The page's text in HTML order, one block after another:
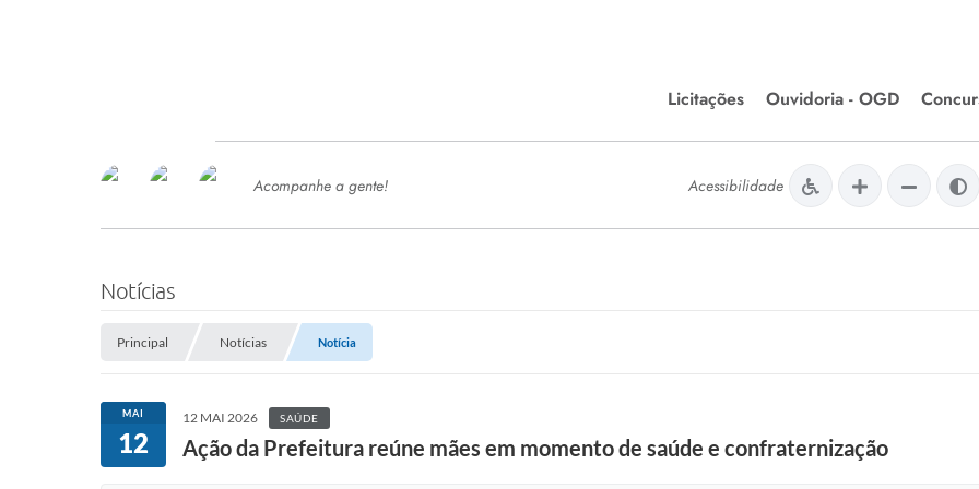
Licitações
Editais de Licitações
Chamamentos Públicos
Ouvidoria - OGD
SERVIÇOS
SEMED
Processo de Contratação -
Concursos e Processos Seletivos
Esporte
Meio Ambiente
Diário Oficial
Acompanhe a gente! Acessibilidade
Notícias
Principal Notícias Notícia
MAI
12
12 MAI 2026 SAÚDE
Ação da Prefeitura reúne mães em momento de saúde e confraternização